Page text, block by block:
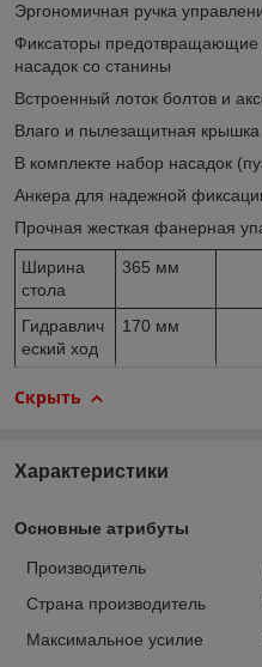
Эргономичная ручка
Фиксаторы предотвращающие
насадок со станины
Встроенный лоток болтов и
Влаго и пылезащитная крышка
В комплекте набор насадок
Анкера для надежной
Прочная жесткая фанерная
Ширина
стола
365 мм
Гидравлич
еский ход
170 мм
Скрыть
Характеристики
Основные атрибуты
Производитель
Страна производитель
Максимальное усилие